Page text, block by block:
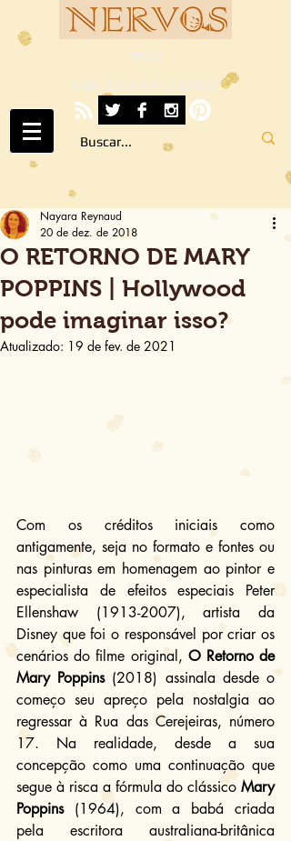
NERVOS
A ARTE SOB TODOS OS SENTIDOS
O RETORNO DE MARY
POPPINS | Hollywood
pode imaginar isso?
Nayara Reynaud
20 de dez. de 2018
Atualizado: 19 de fev. de 2021
Com os créditos iniciais como
antigamente, seja no formato e fontes ou
nas pinturas em homenagem ao pintor e
especialista de efeitos especiais Peter
Ellenshaw (1913-2007), artista da
Disney que foi o responsável por criar os
cenários do filme original, O Retorno de
Mary Poppins (2018) assinala desde o
começo seu apreço pela nostalgia ao
regressar à Rua das Cerejeiras, número
17. Na realidade, desde a sua
concepção como uma continuação que
segue à risca a fórmula do clássico Mary
Poppins (1964), com a babá criada
pela escritora australiana-britânica